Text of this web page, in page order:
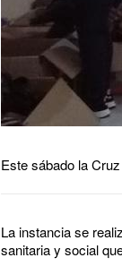
Este sábado la
La instancia se
sanitaria y social